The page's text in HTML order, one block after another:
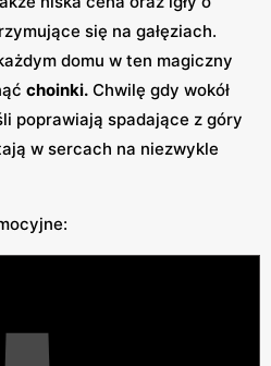
się na gałęziach.
domu w ten magiczny
choinki. Chwilę gdy wokół
poprawiają spadające z góry
w sercach na niezwykle